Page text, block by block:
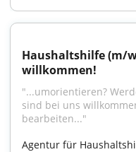
Haushaltshilfe (m/
willkommen!
"...umorientieren?
sind bei uns
bearbeiten..."
Agentur für